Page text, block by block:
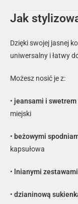
Jak
Dzięki swojej jasnej
uniwersalny i łatwy
Możesz nosić je z:
• jeansami i
miejski
• beżowymi
kapsułowa
• lnianymi zestawami
• dzianinową